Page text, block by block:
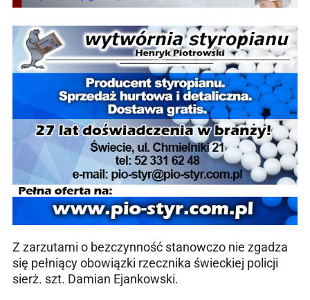
Z zarzutami o bezczynność stanowczo nie zgadza
się pełniący obowiązki rzecznika świeckiej policji
sierż. szt. Damian Ejankowski.